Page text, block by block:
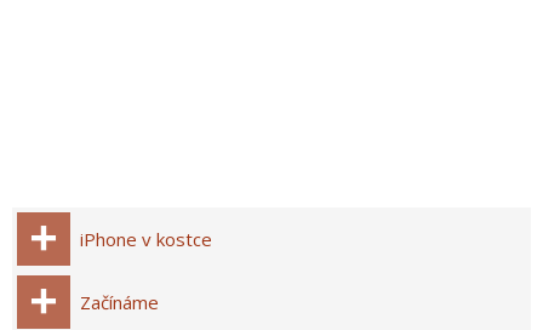
iPhone v kostce
Začínáme